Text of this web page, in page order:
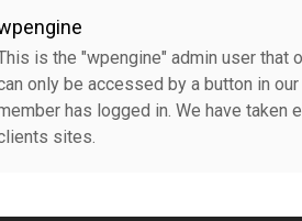
is the "wpengine" admin user that
only be accessed by a button in
has logged in. We have taken
sites.